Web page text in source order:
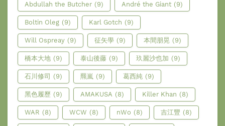
Abdullah the Butcher (9) André the Giant (9)
Boltin Oleg (9) Karl Gotch (9)
Will Ospreay (9) 征矢學 (9) 本間朋晃 (9)
橋本大地 (9) 泰山後藤 (9) 玖麗沙也加 (9)
石川修司 (9) 羆嵐 (9) 葛西純 (9)
黑色履歷 (9) AMAKUSA (8) Killer Khan (8)
WAR (8) WCW (8) nWo (8) 吉江豐 (8)